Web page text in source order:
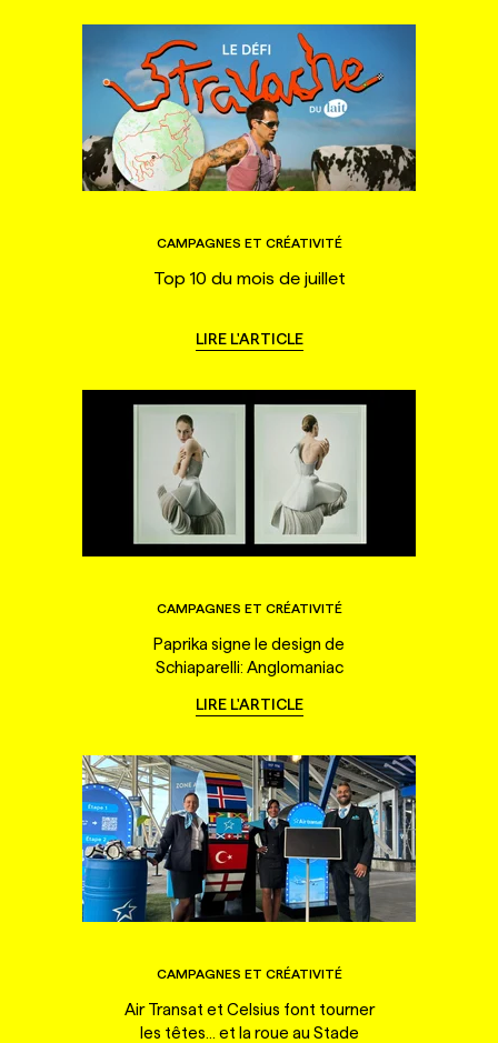
CAMPAGNES ET CRÉATIVITÉ
Top 10 du mois de juillet
LIRE L'ARTICLE
CAMPAGNES ET CRÉATIVITÉ
Paprika signe le design de
Schiaparelli: Anglomaniac
LIRE L'ARTICLE
CAMPAGNES ET CRÉATIVITÉ
Air Transat et Celsius font tourner
les têtes... et la roue au Stade